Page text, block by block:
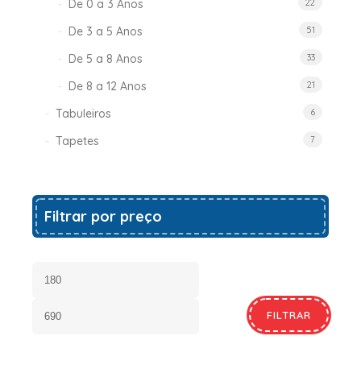
De 0 a 3 Anos 22
De 3 a 5 Anos 51
De 5 a 8 Anos 33
De 8 a 12 Anos 21
Tabuleiros 6
Tapetes 7
Filtrar por preço
FILTRAR